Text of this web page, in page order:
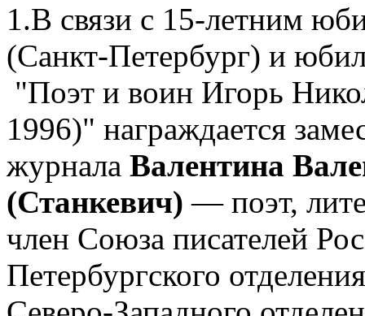
1.В связи с 15-летним
(Санкт-Петербург) и
"Поэт и воин Игорь
1996)" награждается
журнала Валентина
(Станкевич) — поэт,
член Союза писателей
Петербургского